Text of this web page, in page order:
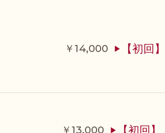
￥14,000 ▶ 【初回】
￥13,000 ▶ 【初回】